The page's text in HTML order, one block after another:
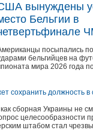
вынуждены
Бельгии в
посыпались
бельгийцев на
мира 2026 года
сохранить должность
сборная Украины не
целесообразности
штабом стал